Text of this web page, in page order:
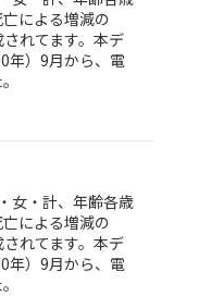
による増減の
れてます。本デ
年）9月から、電
女・計、年齢各歳
による増減の
れてます。本デ
年）9月から、電